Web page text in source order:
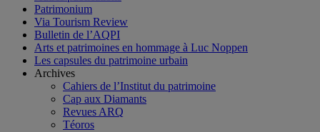
Patrimonium
Via Tourism Review
Bulletin de l’AQPI
Arts et patrimoines en hommage à Luc Noppen
Les capsules du patrimoine urbain
Archives
Cahiers de l’Institut du patrimoine
Cap aux Diamants
Revues ARQ
Téoros